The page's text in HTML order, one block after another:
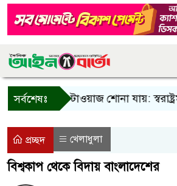
সর্বশেষঃ
আওয়াজ-টাওয়াজ শোনা যায়: স্বরাষ্ট্রমন্ত্রী
প্রচ্ছদ খেলাধুলা
বিশ্বকাপ থেকে বিদায় বাংলাদেশের